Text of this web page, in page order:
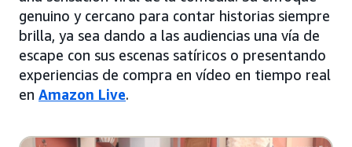
genuino y cercano para contar historias siempre
brilla, ya sea dando a las audiencias una vía de
escape con sus escenas satíricos o presentando
experiencias de compra en vídeo en tiempo real
en Amazon Live.